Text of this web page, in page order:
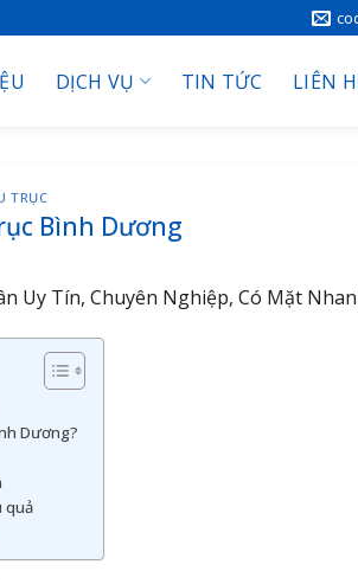
DỊCH VỤ TIN TỨC LIÊN
TRỤC
Bình Dương
Uy Tín, Chuyên Nghiệp, Có Mặt
Dương?
quả